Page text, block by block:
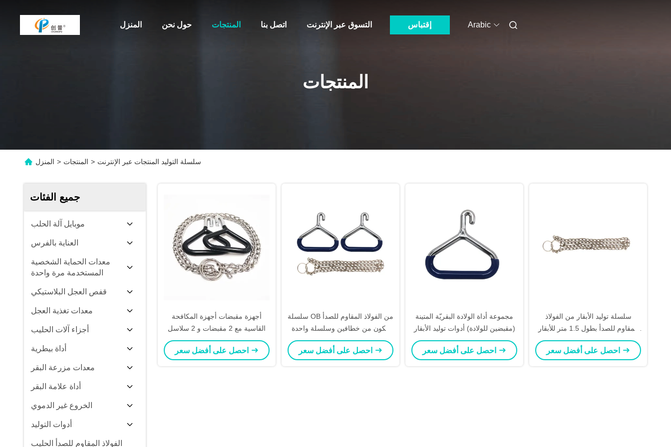
المنزل حول نحن المنتجات اتصل بنا التسوق عبر الإنترنت إقتباس Arabic
المنتجات
المنزل > المنتجات > سلسلة التوليد المنتجات عبر الإنترنت
جميع الفئات
موبايل آلة الحلب
العناية بالفرس
معدات الحماية الشخصية
المستخدمة مرة واحدة
قفص العجل البلاستيكي
معدات تغذية العجل
أجزاء آلات الحليب
أداة بيطرية
معدات مزرعة البقر
أداة علامة البقر
الخروع غير الدموي
أدوات التوليد
الفولاذ المقاوم للصدأ الحليب
أجهزة مقبضات أجهزة المكافحة
القاسية مع 2 مقبضات و 2 سلاسل
سلسلة OB من الفولاذ المقاوم للصدأ
تتكون من خطافين وسلسلة واحدة
لدعم الحمل
مجموعة أداة الولادة البقريّة المتينة
(مقبضين للولادة) أدوات توليد الأبقار
سلسلة توليد الأبقار من الفولاذ
المقاوم للصدأ بطول 1.5 متر للأبقار
والماعز والولادة